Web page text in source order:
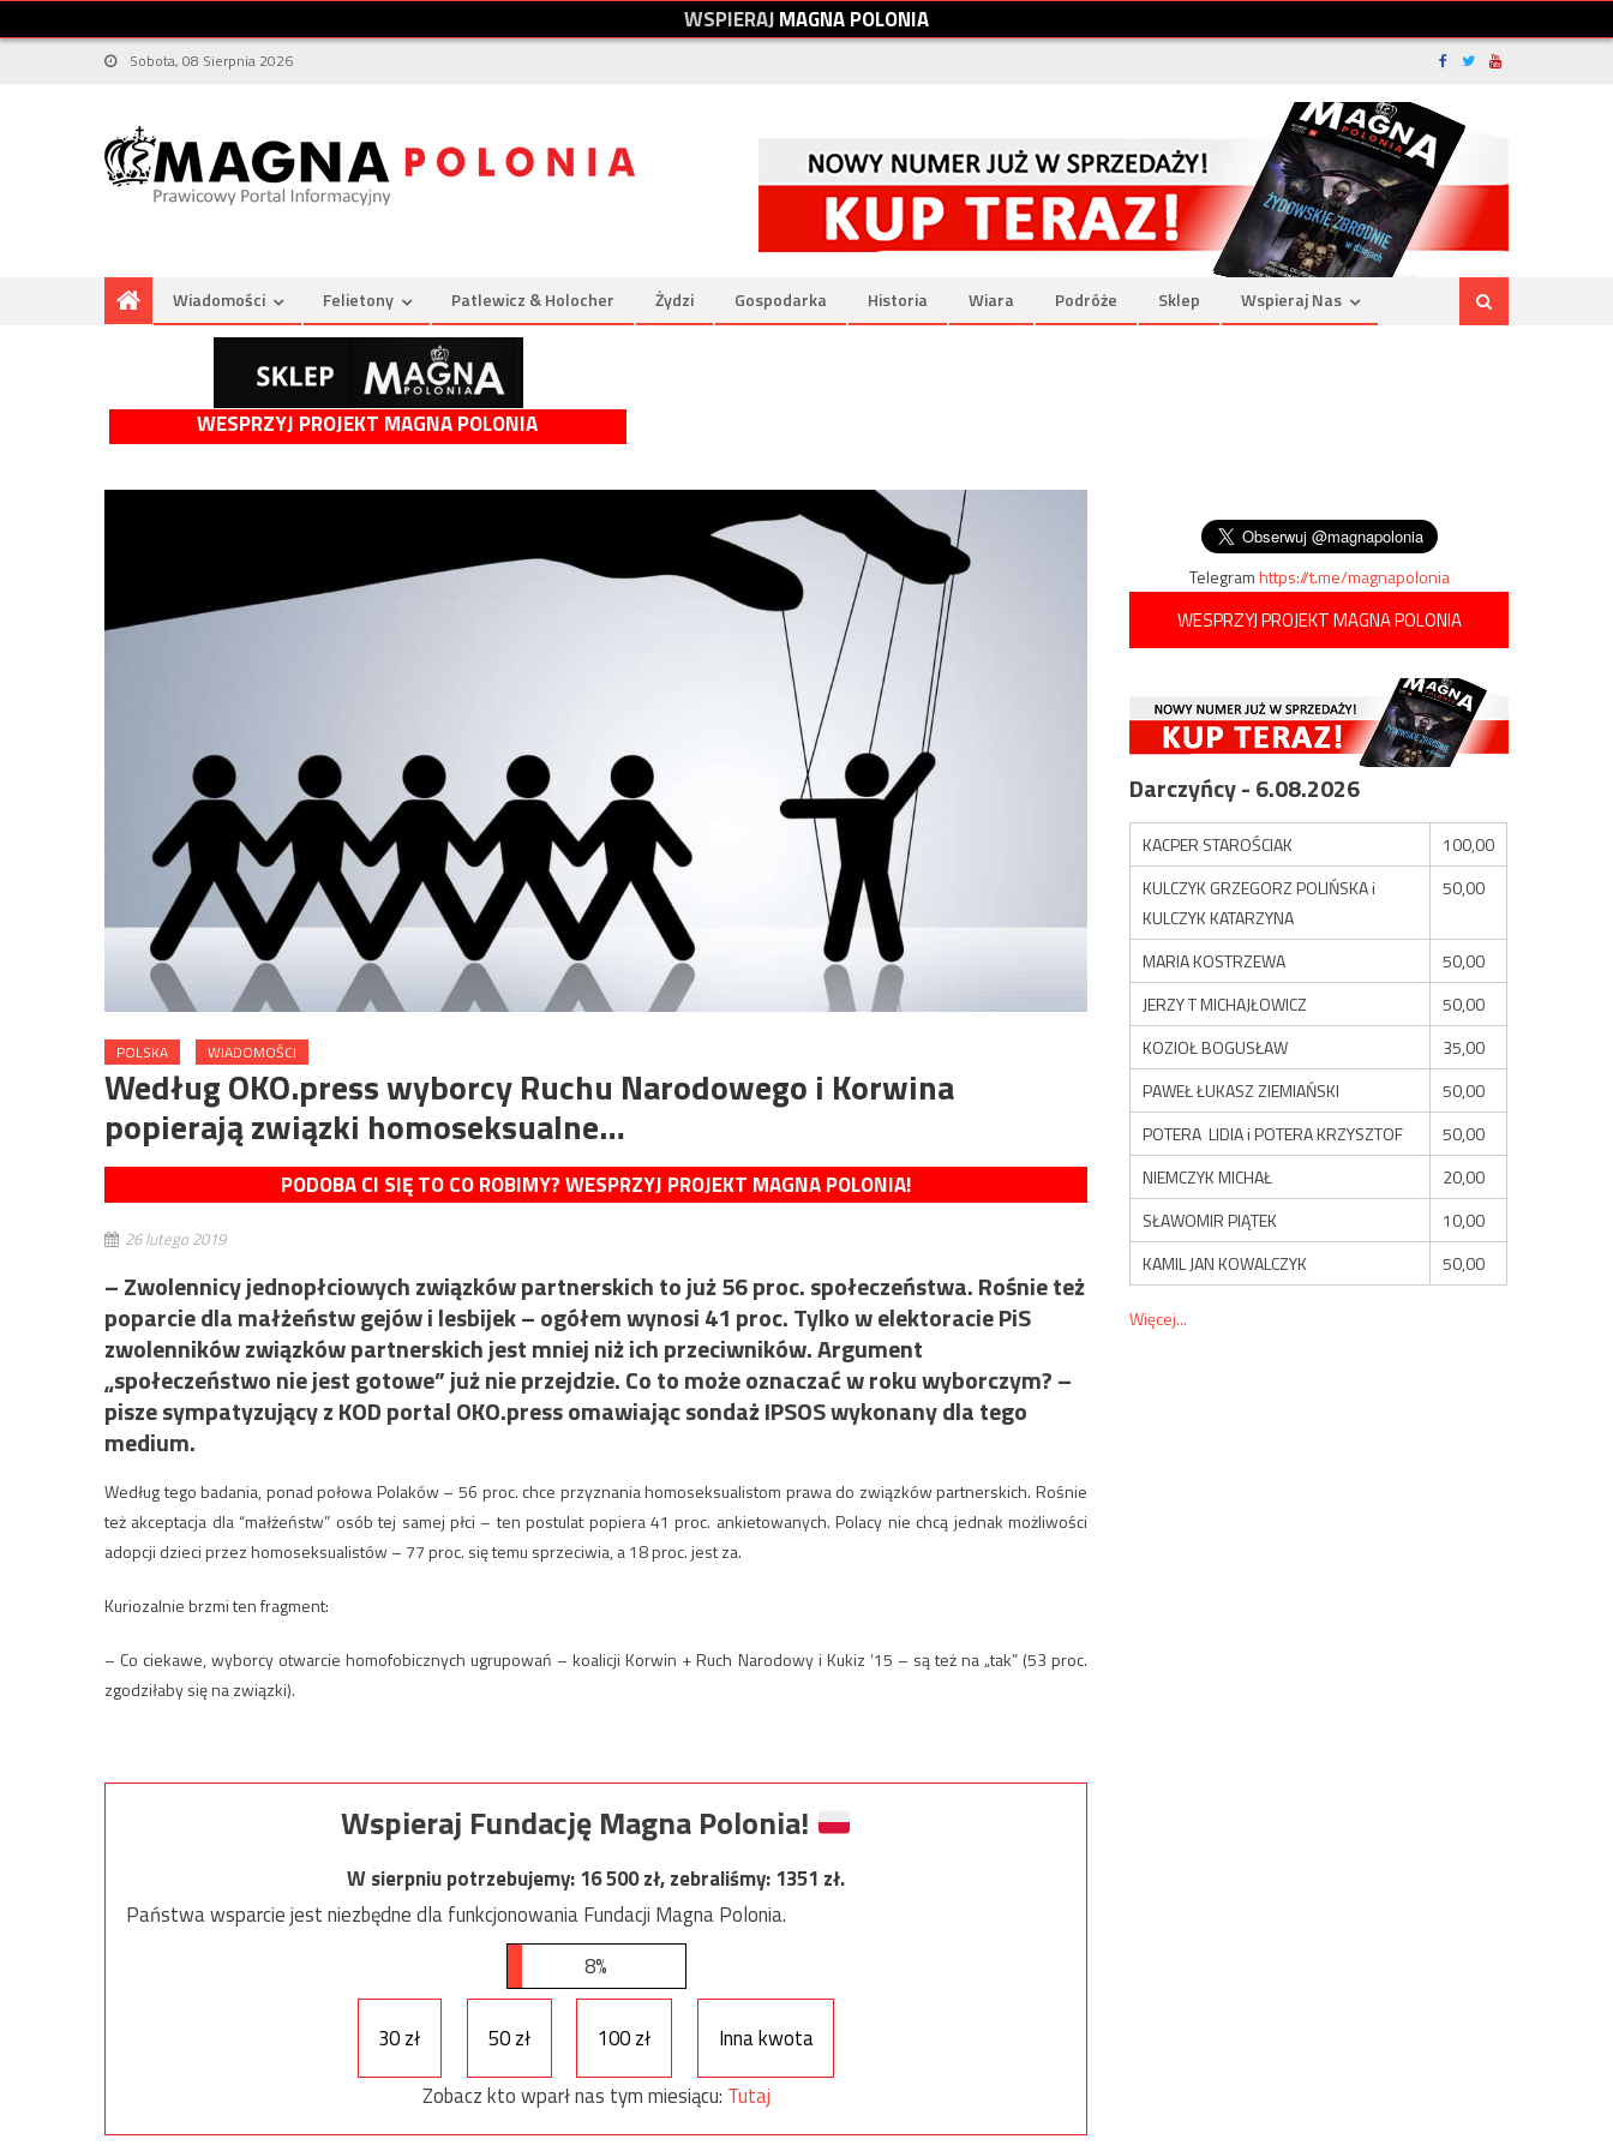
WSPIERAJMAGNAPOLONIA
Sobota, 08 Sierpnia 2026
Wiadomości Felietony Patlewicz & Holocher Żydzi Gospodarka Historia Wiara Podróże Sklep Wspieraj Nas
WESPRZYJ PROJEKT MAGNA POLONIA
POLSKA WIADOMOŚCI
Według OKO.press wyborcy Ruchu Narodowego i Korwina
popierają związki homoseksualne…
PODOBA CI SIĘ TO CO ROBIMY? WESPRZYJ PROJEKT MAGNA POLONIA!
26 lutego 2019
– Zwolennicy jednopłciowych związków partnerskich to już 56 proc. społeczeństwa. Rośnie też
poparcie dla małżeństw gejów i lesbijek – ogółem wynosi 41 proc. Tylko w elektoracie PiS
zwolenników związków partnerskich jest mniej niż ich przeciwników. Argument
„społeczeństwo nie jest gotowe” już nie przejdzie. Co to może oznaczać w roku wyborczym? –
pisze sympatyzujący z KOD portal OKO.press omawiając sondaż IPSOS wykonany dla tego
medium.
Według tego badania, ponad połowa Polaków – 56 proc. chce przyznania homoseksualistom prawa do związków partnerskich. Rośnie
też akceptacja dla “małżeństw” osób tej samej płci – ten postulat popiera 41 proc. ankietowanych. Polacy nie chcą jednak możliwości
adopcji dzieci przez homoseksualistów – 77 proc. się temu sprzeciwia, a 18 proc. jest za.
Kuriozalnie brzmi ten fragment:
– Co ciekawe, wyborcy otwarcie homofobicznych ugrupowań – koalicji Korwin + Ruch Narodowy i Kukiz ’15 – są też na „tak” (53 proc.
zgodziłaby się na związki).
Wspieraj Fundację Magna Polonia!
W sierpniu potrzebujemy:16 500zł, zebraliśmy:1351 zł.
Państwa wsparcie jest niezbędne dla funkcjonowania Fundacji Magna Polonia.
8%
30 zł 50 zł 100 zł
Inna kwota
Zobacz kto wparł nas tym miesiącu: Tutaj
Telegramhttps://t.me/magnapolonia
WESPRZYJ PROJEKT MAGNA POLONIA
Darczyńcy - 6.08.2026
KACPER STAROŚCIAK
100,00
KULCZYK GRZEGORZ POLIŃSKA i
KULCZYK KATARZYNA
50,00
MARIA KOSTRZEWA
50,00
JERZY T MICHAJŁOWICZ
50,00
KOZIOŁ BOGUSŁAW
35,00
PAWEŁ ŁUKASZ ZIEMIAŃSKI
50,00
POTERA LIDIA i POTERA KRZYSZTOF
50,00
NIEMCZYK MICHAŁ
20,00
SŁAWOMIR PIĄTEK
10,00
KAMIL JAN KOWALCZYK
50,00
Więcej...